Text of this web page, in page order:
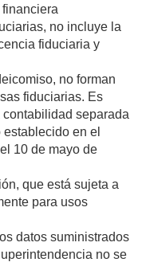
no incluye la
fiduciaria y
no forman
fiduciarias. Es
separada
en el
10 de mayo de
que está sujeta a
para usos
datos suministrados
no se